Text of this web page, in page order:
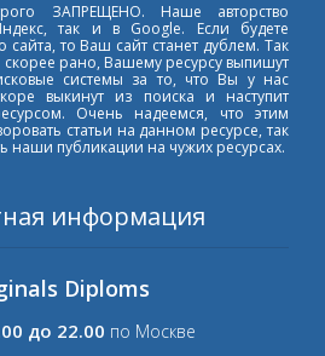
ЗАПРЕЩЕНО. Наше авторство
так и в Google. Если будете
сайта, то Ваш сайт станет дублем. Так
рано, Вашему ресурсу выпишут
системы за то, что Вы у нас
выкинут из поиска и наступит
Очень надеемся, что этим
статьи на данном ресурсе, так
наши публикации на чужих ресурсах.
информация
Diploms
до 22.00 по Москве